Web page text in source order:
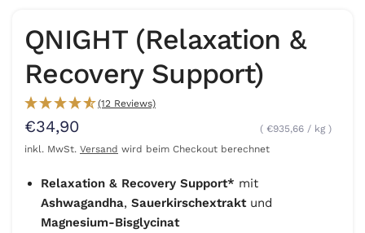
QNIGHT (Relaxation &
Recovery Support)
(12 Reviews)
€34,90 €935,66 / kg
inkl. MwSt. Versand wird beim Checkout berechnet
Relaxation & Recovery Support* mit
Ashwagandha, Sauerkirschextraktund
Magnesium-Bisglycinat